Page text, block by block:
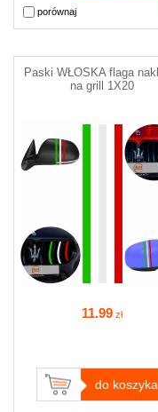
porównaj
Paski WŁOSKA flaga
na grill 1X20
11.99 zł
do koszyka